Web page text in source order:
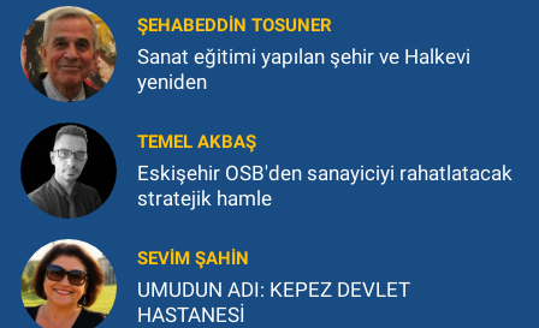
ŞEHABEDDIN TOSUNER
Sanat eğitimi yapılan şehir ve Halkevi
yeniden
TEMEL AKBAŞ
Eskişehir OSB'den sanayiciyi rahatlatacak
stratejik hamle
SEVIM ŞAHIN
UMUDUN ADI: KEPEZ DEVLET
HASTANESİ